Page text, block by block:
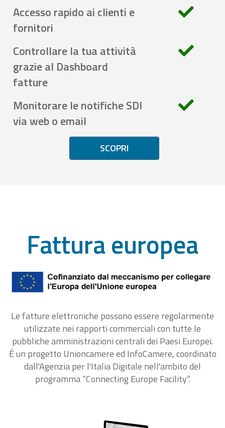
Accesso rapido ai clienti e
fornitori
Controllare la tua attività
grazie al Dashboard
fatture
Monitorare le notifiche SDI
via web o email
SCOPRI
Fattura europea
Le fatture elettroniche possono essere regolarmente
utilizzate nei rapporti commerciali con tutte le
pubbliche amministrazioni centrali dei Paesi Europei.
É un progetto Unioncamere ed InfoCamere, coordinato
dall'Agenzia per l'Italia Digitale nell'ambito del
programma “Connecting Europe Facility“.